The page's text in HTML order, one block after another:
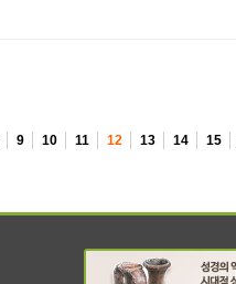
9 10 11 12 13 14 15